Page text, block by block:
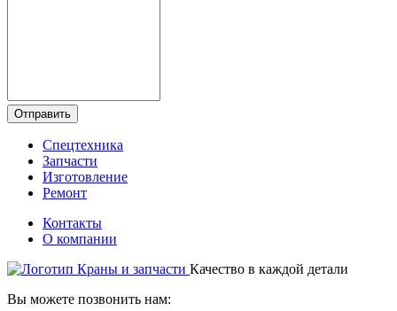
Отправить
Спецтехника
Запчасти
Изготовление
Ремонт
Контакты
О компании
Качество в каждой детали
Вы можете позвонить нам: